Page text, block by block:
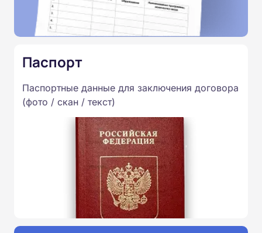
Паспорт
Паспортные данные для заключения договора
(фото / скан / текст)